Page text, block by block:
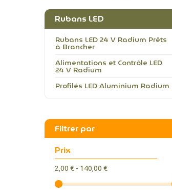
Rubans LED
Rubans LED 24 V Radium Prêts
à Brancher
Alimentations et Contrôle LED
24 V Radium
Profilés LED Aluminium Radium
Filtrer par
Prix
2,00 € - 140,00 €